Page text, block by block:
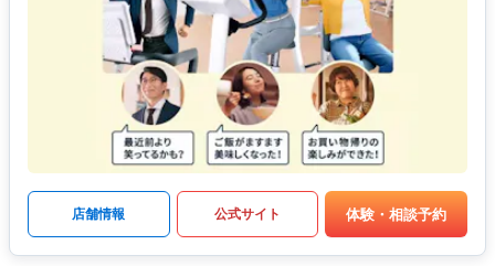
店舗情報 公式サイト 体験・相談予約